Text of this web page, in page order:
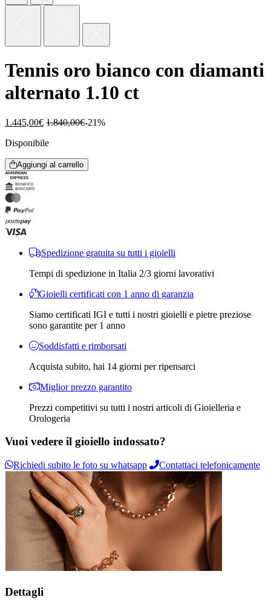
Tennis oro bianco con diamanti
alternato 1.10 ct
1.445,00€ 1.840,00€-21%
Disponibile
Aggiungi al carrello
Spedizione gratuita su tutti i gioielli
Tempi di spedizione in Italia 2/3 giorni lavorativi
Gioielli certificati con 1 anno di garanzia
Siamo certificati IGI e tutti i nostri gioielli e pietre preziose
sono garantite per 1 anno
Soddisfatti e rimborsati
Acquista subito, hai 14 giorni per ripensarci
Miglior prezzo garantito
Prezzi competitivi su tutti i nostri articoli di Gioielleria e
Orologeria
Vuoi vedere il gioiello indossato?
Richiedi subito le foto su whatsapp Contattaci telefonicamente
Dettagli